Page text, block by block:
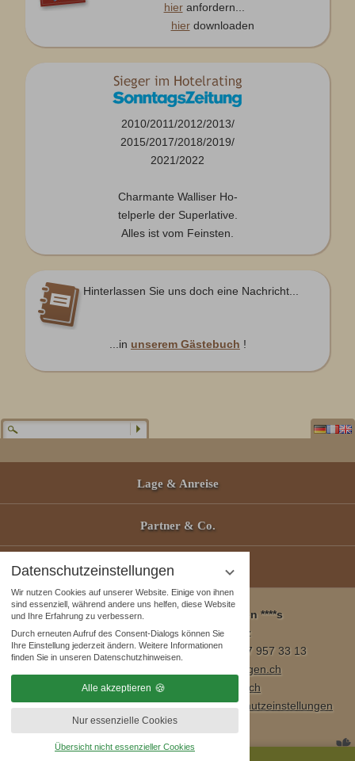
Datenschutzeinstellungen
Wir nutzen Cookies auf unserer Website. Einige von ihnen
sind essenziell, während andere uns helfen, diese Website
und Ihre Erfahrung zu verbessern.
Durch erneuten Aufruf des Consent-Dialogs können Sie
Ihre Einstellung jederzeit ändern. Weitere Informationen
finden Sie in unseren Datenschutzhinweisen.
Alle akzeptieren
Nur essenzielle Cookies
Übersicht nicht essenzieller Cookies
hieranfordern...
hierdownloaden
2010/2011/2012/2013/
2015/2017/2018/2019/
2021/2022
Charmante Walliser Ho-
telperle der Superlative.
Alles ist vom Feinsten.
Hinterlassen Sie uns doch eine Nachricht...
...in unserem Gästebuch !
Lage & Anreise
Partner & Co.
Gutscheine
Wellness & Spa Pirmin Zurbriggen ****s
3905 Saas Almagell, Schweiz
Tel. +41 (0)27 957 23 01 / Fax +41 (0)27 957 33 13
info@wellnesshotel-zurbriggen.ch
www.wellnesshotel-zurbriggen.ch
Impressum|Datenschutzhinweise|Datenschutzeinstellungen
|Sitemap